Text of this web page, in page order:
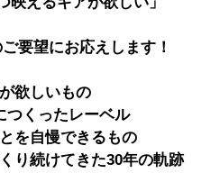
要望にお応えします！
欲しいもの
つくったレーベル
を自慢できるもの
り続けてきた30年の軌跡